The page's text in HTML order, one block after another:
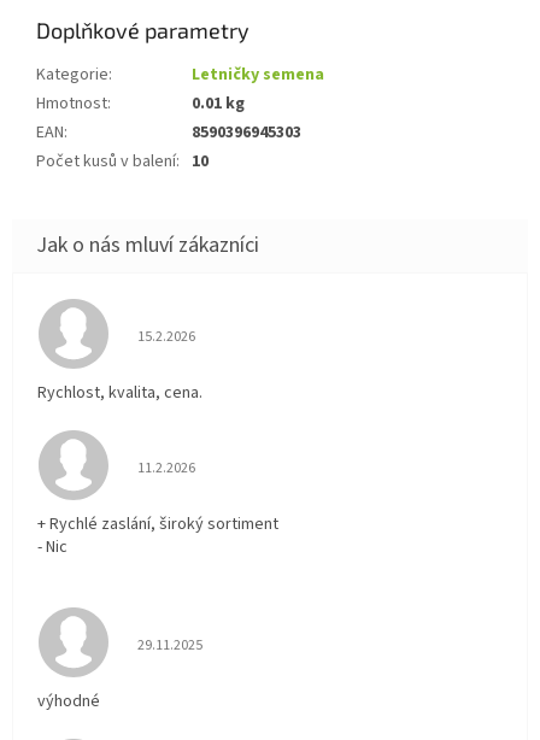
Doplňkové parametry
Kategorie:
Letničky semena
Hmotnost:
0.01 kg
EAN:
8590396945303
Počet kusů v balení: 10
Hodnocení obchodu je 5 z 5 hvězdiček.
15.2.2026
Rychlost, kvalita, cena.
Hodnocení obchodu je 5 z 5 hvězdiček.
11.2.2026
+ Rychlé zaslání, široký sortiment
- Nic
Hodnocení obchodu je 5 z 5 hvězdiček.
29.11.2025
výhodné